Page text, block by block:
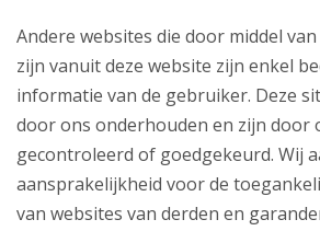
Andere websites die door middel
zijn vanuit deze website zijn enkel
informatie van de gebruiker. Deze
door ons onderhouden en zijn door
gecontroleerd of goedgekeurd. Wij
aansprakelijkheid voor de
van websites van derden en